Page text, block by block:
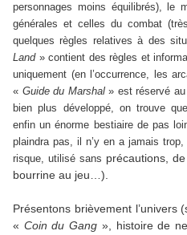
personnages moins équilibrés), le
générales et celles du combat
quelques règles relatives à des
Land» contient des règles et
uniquement (en l’occurrence, les
« Guide du Marshal» est réservé au
bien plus développé, on trouve
enfin un énorme bestiaire de pas
plaindra pas, il n’y en a jamais
risque, utilisé sans précautions,
bourrine au jeu…).
Présentons brièvement l’univers
« Coin du Gang », histoire de